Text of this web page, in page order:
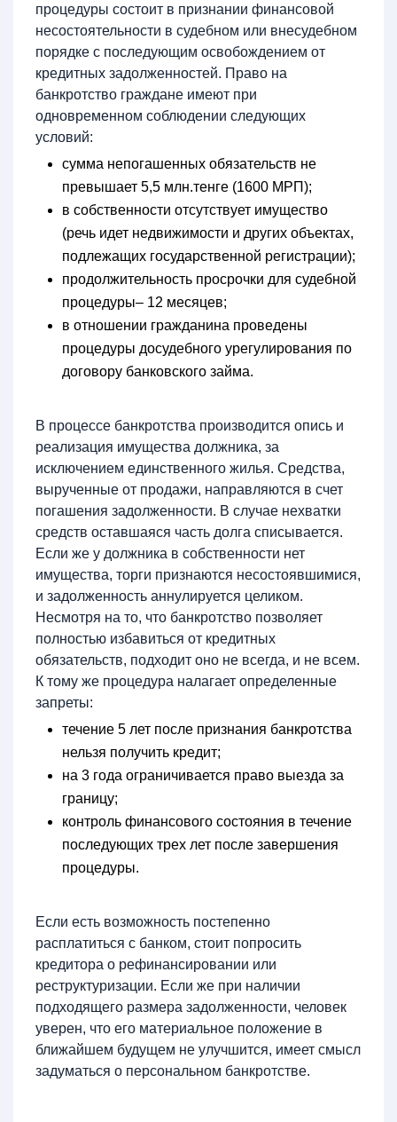
процедуры состоит в признании финансовой
несостоятельности в судебном или внесудебном
порядке с последующим освобождением от
кредитных задолженностей. Право на
банкротство граждане имеют при
одновременном соблюдении следующих
условий:
сумма непогашенных обязательств не
превышает 5,5 млн.тенге (1600 МРП);
в собственности отсутствует имущество
(речь идет недвижимости и других объектах,
подлежащих государственной регистрации);
продолжительность просрочки для судебной
процедуры– 12 месяцев;
в отношении гражданина проведены
процедуры досудебного урегулирования по
договору банковского займа.
В процессе банкротства производится опись и
реализация имущества должника, за
исключением единственного жилья. Средства,
вырученные от продажи, направляются в счет
погашения задолженности. В случае нехватки
средств оставшаяся часть долга списывается.
Если же у должника в собственности нет
имущества, торги признаются несостоявшимися,
и задолженность аннулируется целиком.
Несмотря на то, что банкротство позволяет
полностью избавиться от кредитных
обязательств, подходит оно не всегда, и не всем.
К тому же процедура налагает определенные
запреты:
течение 5 лет после признания банкротства
нельзя получить кредит;
на 3 года ограничивается право выезда за
границу;
контроль финансового состояния в течение
последующих трех лет после завершения
процедуры.
Если есть возможность постепенно
расплатиться с банком, стоит попросить
кредитора о рефинансировании или
реструктуризации. Если же при наличии
подходящего размера задолженности, человек
уверен, что его материальное положение в
ближайшем будущем не улучшится, имеет смысл
задуматься о персональном банкротстве.